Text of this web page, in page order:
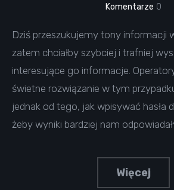
Komentarze 0
Dziś przeszukujemy tony informacji
zatem chciałby szybciej i trafniej
interesujące go informacje.
świetne rozwiązanie w tym
jednak od tego, jak wpisywać hasła
żeby wyniki bardziej nam
Więcej